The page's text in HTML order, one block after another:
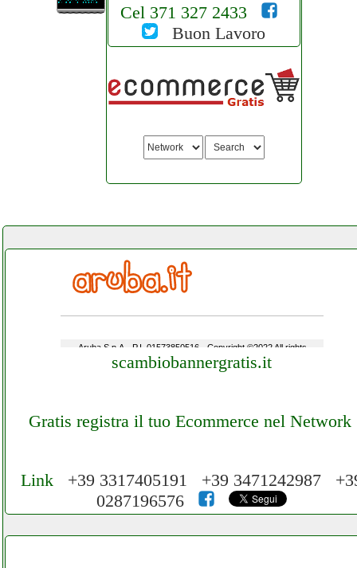
Cel 371 327 2433
Buon Lavoro
scambiobannergratis.it
Gratis registra il tuo Ecommerce nel Network
Cerchiamo Collaboratori per Lavoro nel
Network 3.000 € Mese
Link +39 3317405191 +39 3471242987
0287196576